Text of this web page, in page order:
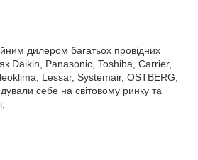
дилером багатьох провідних
Daikin, Panasonic, Toshiba, Carrier,
Lessar, Systemair, OSTBERG,
себе на світовому ринку та